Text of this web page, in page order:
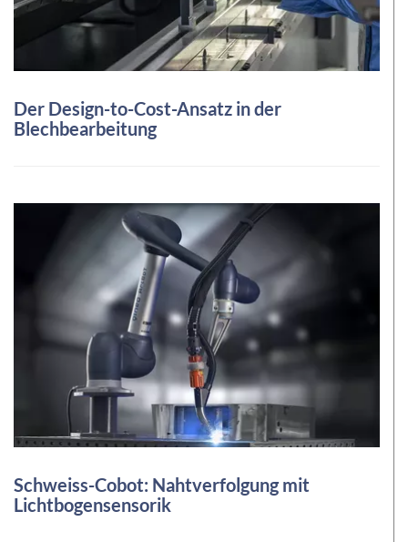
Der Design-to-Cost-Ansatz in der
Blechbearbeitung
Schweiss-Cobot: Nahtverfolgung mit
Lichtbogensensorik